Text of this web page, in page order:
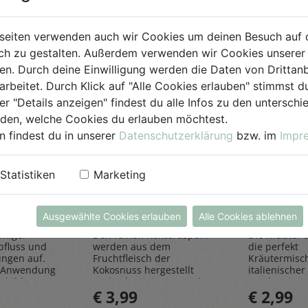
und
auf.
Kokosraspeln
250g
Rapunzel Naturkost
Den feinen Kokosraspeln
werden aus dem
Fruchtfleisch der
Kokosnuss hergestellt
und geben einen Hauch
Exotik in köstliche Kuchen
& Kekse
€ 3,99
Kräuter
Sonnentor
Die Kräuter
die perfekt
italienischer
rundet
und
€ 2,99
verwenden auch wir Cookies um deinen Besuch auf
zu gestalten. Außerdem verwenden wir Cookies
Durch deine Einwilligung werden die Daten von
Durch Klick auf "Alle Cookies erlauben" stimmst
"Details anzeigen" findest du alle Infos zu den
welche Cookies du erlauben möchtest.
findest du in unserer Datenschutzerklärung bzw. im
Statistiken Marketing
Ausgewählte Cookies erlauben Alle Cookies ablehnen